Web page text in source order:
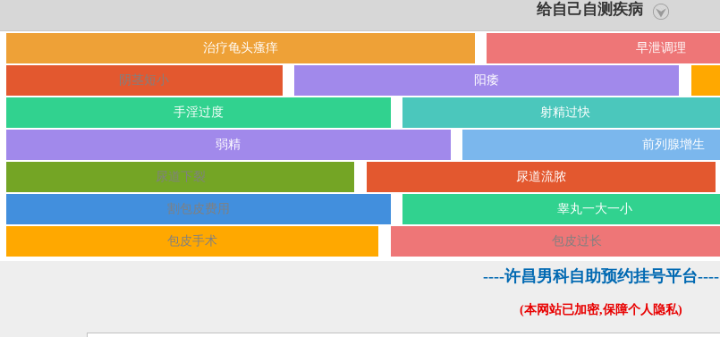
给自己自测疾病
治疗龟头瘙痒 早泄调理
阴茎短小 阳痿
手淫过度 射精过快
弱精 前列腺增生
尿道下裂 尿道流脓
割包皮费用 睾丸一大一小
包皮手术 包皮过长
----许昌男科自助预约挂号平台----
(本网站已加密,保障个人隐私)